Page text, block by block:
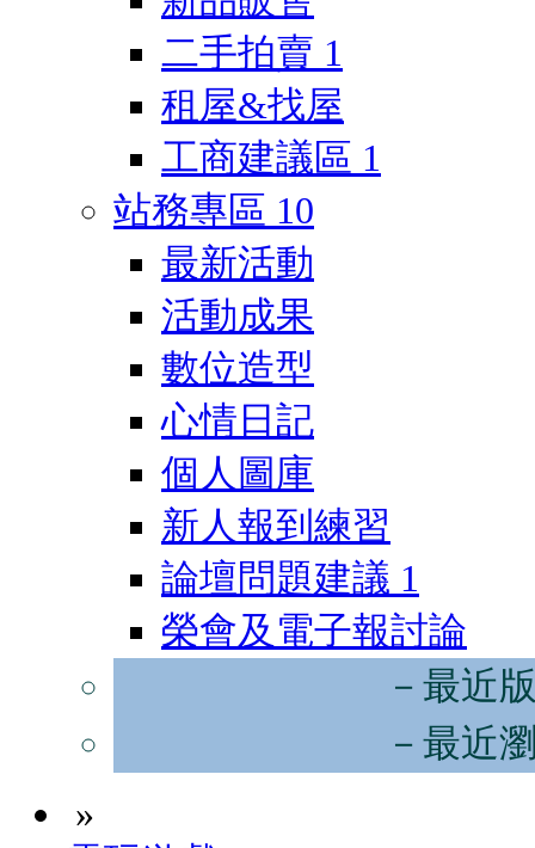
二手拍賣 1
租屋&找屋
工商建議區 1
站務專區 10
最新活動
活動成果
數位造型
心情日記
個人圖庫
新人報到練習
論壇問題建議 1
榮會及電子報討論
－最近
－最近
»